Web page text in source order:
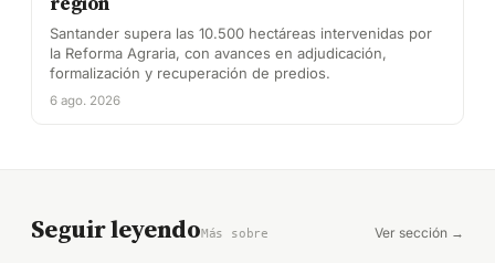
Santander supera las 10.500 hectáreas intervenidas por
la Reforma Agraria, con avances en adjudicación,
formalización y recuperación de predios.
6 ago. 2026
Seguir leyendoMás sobre Ver sección →